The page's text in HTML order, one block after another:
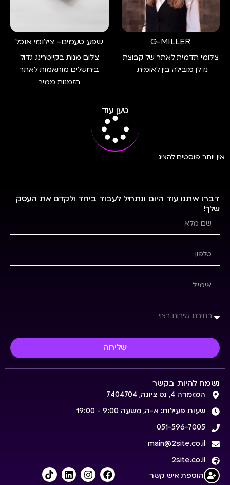
G-MILLER
צילומי תדמית לאתר של קבוצת
נדלן מובילה בין לאומית
שפע טעמים- צילומי אוכל
צילום מנות בקייטרינג גדול
בירושלים מותאמות לאתר
הזמנות ממיר
טען עוד
אין יותר פוסטים להציג
נשמח להיות בקשר
המזמרה 4, נס ציונה, 7404704
שעות פעילות: א-ה, משעה 9:00 - 19:00
051-596-7005
main@2site.co.il
2site.co.il
הוספת איש קשר
דברו איתנו עוד היום ונתחיל לעבוד ביחד ולקדם את העסק
שלך!
שליחה